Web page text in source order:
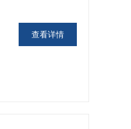
查看详情